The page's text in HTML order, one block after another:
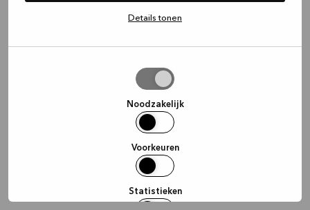
Details tonen
Noodzakelijk
Voorkeuren
Statistieken